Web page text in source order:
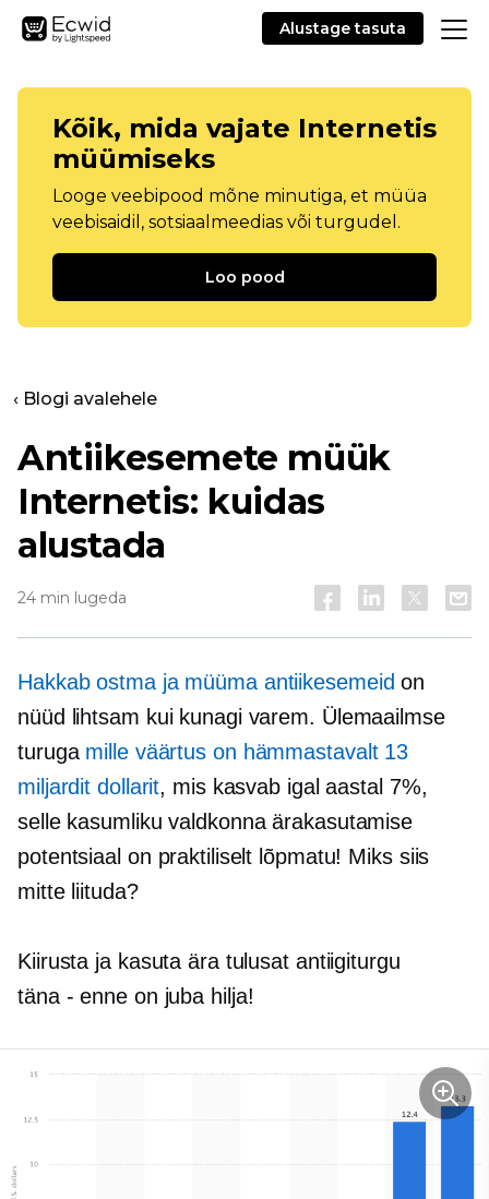
Alustage tasuta
Kõik, mida vajate Internetis
müümiseks
Looge veebipood mõne minutiga, et müüa
veebisaidil, sotsiaalmeedias või turgudel.
Loo pood
‹ Blogi avalehele
Antiikesemete müük
Internetis: kuidas
alustada
24 min lugeda
Hakkab ostma ja müüma antiikesemeid on
nüüd lihtsam kui kunagi varem. Ülemaailmse
turuga mille väärtus on hämmastavalt 13
miljardit dollarit, mis kasvab igal aastal 7%,
selle kasumliku valdkonna ärakasutamise
potentsiaal on praktiliselt lõpmatu! Miks siis
mitte liituda?
Kiirusta ja kasuta ära tulusat antiigiturgu
täna - enneon juba hilja!